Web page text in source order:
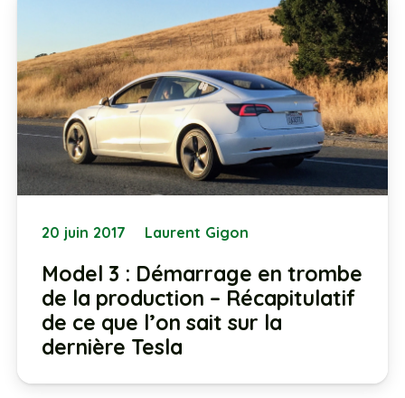
20 juin 2017 Laurent Gigon
Model 3 : Démarrage en trombe
de la production – Récapitulatif
de ce que l’on sait sur la
dernière Tesla